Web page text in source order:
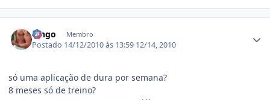
Pingo Membro
Postado 14/12/2010 às 13:59 12/14, 2010
só uma aplicação de dura por semana?
8 meses só de treino?